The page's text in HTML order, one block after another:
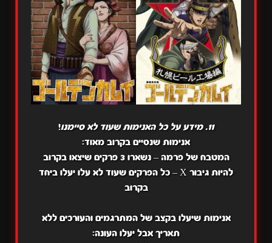
11. מידע על כל האנימות שעוד לא סיימנו
!
אנימות שנסיים בקרוב מאוד:
המטבח של פרמה – נשארו 3 פרקים שיצאו בקרוב
להיות גיבור X – כל הפרקים שעוד לא עלו יעלו ביחד
בקרוב
אנימות שיעלו בקצב של המתרגמים והעורכים ללא
תאריך אבל יעלו העונה: